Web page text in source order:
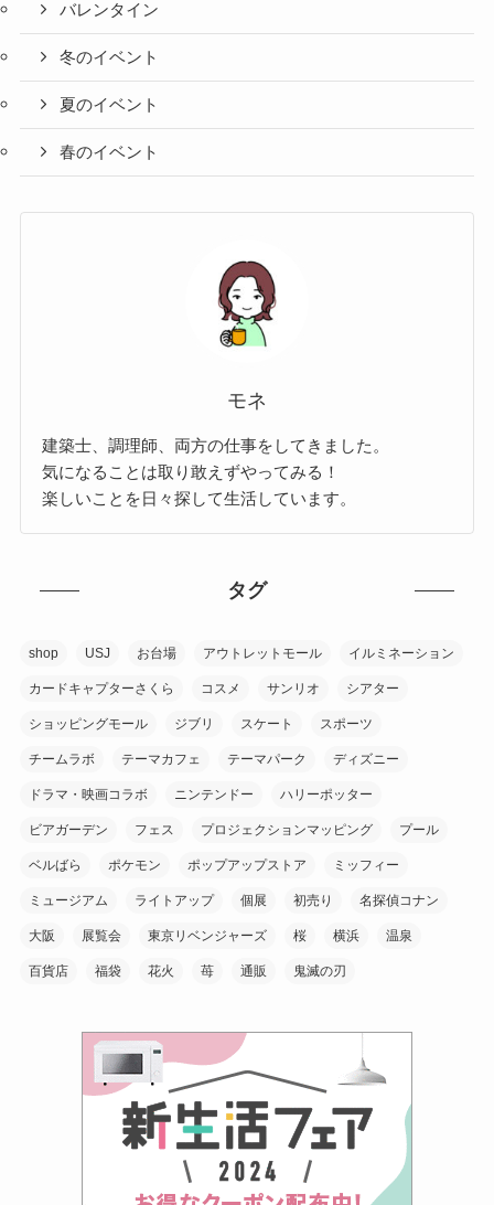
バレンタイン
冬のイベント
夏のイベント
春のイベント
モネ
建築士、調理師、両方の仕事をしてきました。
気になることは取り敢えずやってみる！
楽しいことを日々探して生活しています。
タグ
shop USJ お台場 アウトレットモール イルミネーション
カードキャプターさくら コスメ サンリオ シアター
ショッピングモール ジブリ スケート スポーツ
チームラボ テーマカフェ テーマパーク ディズニー
ドラマ・映画コラボ ニンテンドー ハリーポッター
ビアガーデン フェス プロジェクションマッピング プール
ベルばら ポケモン ポップアップストア ミッフィー
ミュージアム ライトアップ 個展 初売り 名探偵コナン
大阪 展覧会 東京リベンジャーズ 桜 横浜 温泉
百貨店 福袋 花火 苺 通販 鬼滅の刃